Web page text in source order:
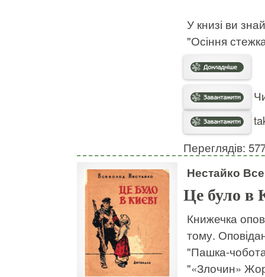
У книзі ви
"Осіння
Переглядів:
Нестайко
Це було в
Книжечка
тому.
"Пашка-
"«Злочин»